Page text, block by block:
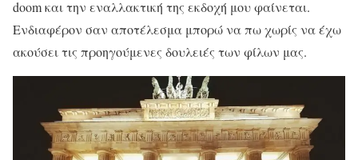
doom και την εναλλακτική της εκδοχή μου φαίνεται.
Ενδιαφέρον σαν αποτέλεσμα μπορώ να πω χωρίς να έχω
ακούσει τις προηγούμενες δουλειές των φίλων μας.